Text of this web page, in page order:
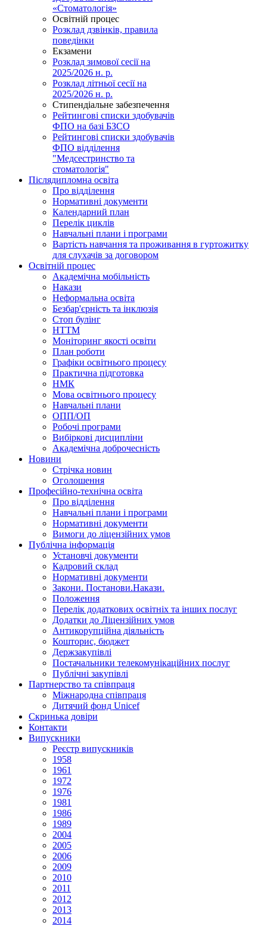
«Стоматологія»
Освітній процес
Розклад дзвінків, правила
поведінки
Екзамени
Розклад зимової сесії на
2025/2026 н. р.
Розклад літньої сесії на
2025/2026 н. р.
Стипендіальне забезпечення
Рейтингові списки здобувачів
ФПО на базі БЗСО
Рейтингові списки здобувачів
ФПО відділення
"Медсестринство та
стоматологія"
Післядипломна освіта
Про відділення
Нормативні документи
Календарний план
Перелік циклів
Навчальні плани і програми
Вартість навчання та проживання в гуртожитку
для слухачів за договором
Освітній процес
Академічна мобільність
Накази
Неформальна освіта
Безбар'єрність та інклюзія
Стоп булінг
НТТМ
Моніторинг якості освіти
План роботи
Графіки освітнього процесу
Практична підготовка
НМК
Мова освiтнього процесу
Навчальнi плани
ОПП/ОП
Робочі програми
Вибiрковi дисциплiни
Академічна доброчесність
Новини
Стрічка новин
Оголошення
Професійно-технічна освіта
Про відділення
Навчальні плани і програми
Нормативнi документи
Вимоги до ліцензійних умов
Публічна інформація
Установчi документи
Кадровий склад
Нормативнi документи
Закони. Постанови.Накази.
Положення
Перелік додаткових освітніх та інших послуг
Додатки до Ліцензійних умов
Антикорупційна діяльність
Кошторис, бюджет
Держзакупiвлi
Постачальники телекомунікаційних послуг
Публічні закупівлі
Партнерство та співпраця
Міжнародна співпраця
Дитячий фонд Unicef
Скринька довіри
Контакти
Випускники
Реєстр випускників
1958
1961
1972
1976
1981
1986
1989
2004
2005
2006
2009
2010
2011
2012
2013
2014